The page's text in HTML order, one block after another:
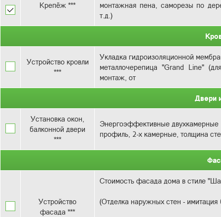
Крепёж ***
монтажная пена, саморезы по
т.д.)
Устройство кровли
***
Укладка гидроизоляционной
металлочерепица "Grand Line"
монтаж, от
Двери
Установка окон,
балконной двери
***
Энергоэффективные
профиль, 2-х камерные, толщина
Устройство
фасада ***
Стоимость фасада дома в стиле
(Отделка наружных стен -